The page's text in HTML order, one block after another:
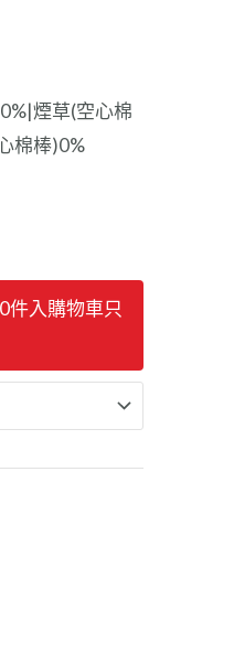
煙草(空心棉
棉棒)0%
件入購物車只